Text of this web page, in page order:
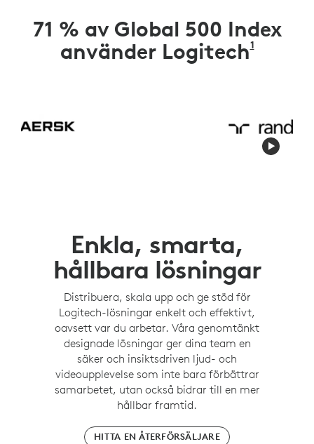
71 % av Global 500 Index
använder Logitech1KÄLLA:
Enkla, smarta,
hållbara lösningar
Distribuera, skala upp och ge stöd för
Logitech-lösningar enkelt och effektivt,
oavsett var du arbetar. Våra genomtänkt
designade lösningar ger dina team en
säker och insiktsdriven ljud- och
videoupplevelse som inte bara förbättrar
samarbetet, utan också bidrar till en mer
hållbar framtid.
HITTA EN ÅTERFÖRSÄLJARE